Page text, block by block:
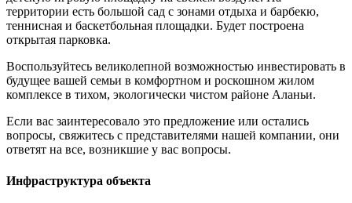
территории есть большой сад с зонами отдыха и барбекю,
теннисная и баскетбольная площадки. Будет построена
открытая парковка.
Воспользуйтесь великолепной возможностью инвестировать в
будущее вашей семьи в комфортном и роскошном жилом
комплексе в тихом, экологически чистом районе Аланьи.
Если вас заинтересовало это предложение или остались
вопросы, свяжитесь с представителями нашей компании, они
ответят на все, возникшие у вас вопросы.
Инфраструктура объекта